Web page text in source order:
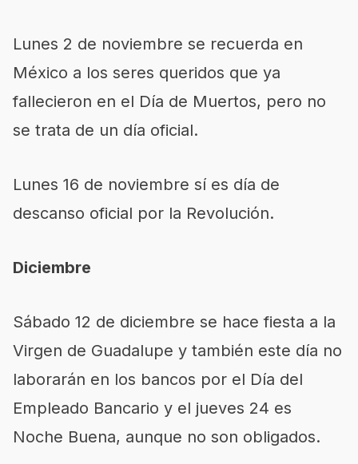
Lunes 2 de noviembre se recuerda en
México a los seres queridos que ya
fallecieron en el Día de Muertos, pero no
se trata de un día oficial.
Lunes 16 de noviembre sí es día de
descanso oficial por la Revolución.
Diciembre
Sábado 12 de diciembre se hace fiesta a la
Virgen de Guadalupe y también este día no
laborarán en los bancos por el Día del
Empleado Bancario y el jueves 24 es
Noche Buena, aunque no son obligados.